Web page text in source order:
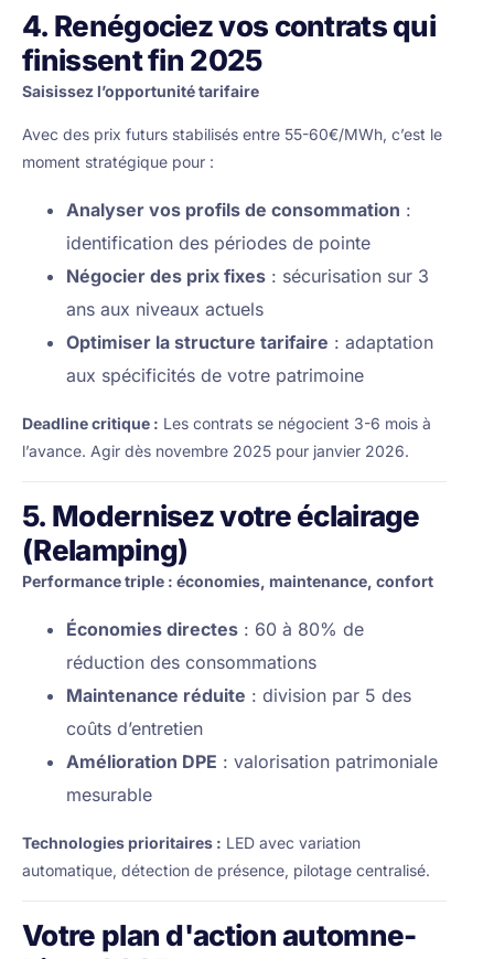
4. Renégociez vos contrats qui
finissent fin 2025
Saisissez l’opportunité tarifaire
Avec des prix futurs stabilisés entre 55-60€/MWh, c’est le
moment stratégique pour :
Analyser vos profils de consommation :
identification des périodes de pointe
Négocier des prix fixes : sécurisation sur 3
ans aux niveaux actuels
Optimiser la structure tarifaire : adaptation
aux spécificités de votre patrimoine
Deadline critique : Les contrats se négocient 3-6 mois à
l’avance. Agir dès novembre 2025 pour janvier 2026.
5. Modernisez votre éclairage
(Relamping)
Performance triple : économies, maintenance, confort
Économies directes : 60 à 80% de
réduction des consommations
Maintenance réduite : division par 5 des
coûts d’entretien
Amélioration DPE : valorisation patrimoniale
mesurable
Technologies prioritaires : LED avec variation
automatique, détection de présence, pilotage centralisé.
Votre plan d'action automne-